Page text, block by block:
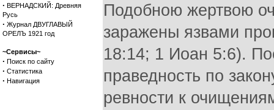
· ВЕРНАДСКИЙ: Древняя
Русь
· Журнал ДВУГЛАВЫЙ
ОРЕЛЪ 1921 год
~Сервисы~
· Поиск по сайту
· Статистика
· Навигация
Подобною жертвою
заражены язвами
18:14; 1 Иоан 5:6).
праведность по
ревности к